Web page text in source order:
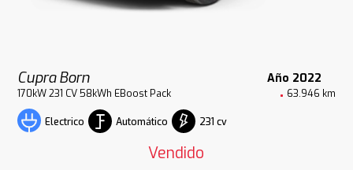
Cupra Born Año 2022
170kW 231 CV 58kWh EBoost Pack 63.946 km
Electrico Automático 231 cv
Vendido